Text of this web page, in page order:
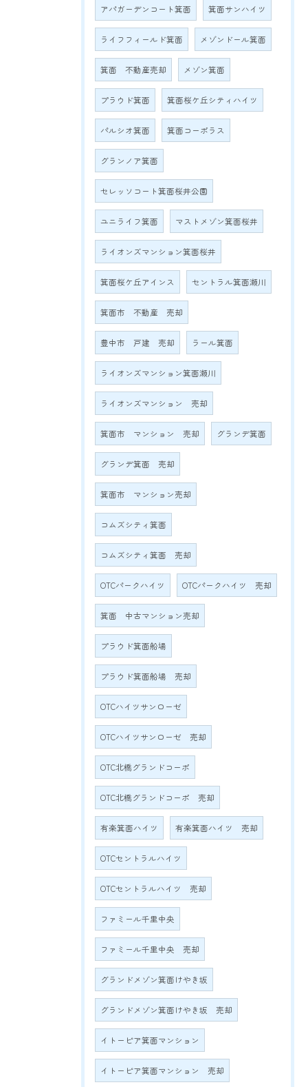
アパガーデンコート箕面 箕面サンハイツ
ライフフィールド箕面 メゾンドール箕面
箕面 不動産売却 メゾン箕面
プラウド箕面 箕面桜ケ丘シティハイツ
パルシオ箕面 箕面コーポラス
グランノア箕面
セレッソコート箕面桜井公園
ユニライフ箕面 マストメゾン箕面桜井
ライオンズマンション箕面桜井
箕面桜ケ丘アインス セントラル箕面瀬川
箕面市 不動産 売却
豊中市 戸建 売却 ラール箕面
ライオンズマンション箕面瀬川
ライオンズマンション 売却
箕面市 マンション 売却 グランデ箕面
グランデ箕面 売却
箕面市 マンション売却
コムズシティ箕面
コムズシティ箕面 売却
OTCパークハイツ OTCパークハイツ 売却
箕面 中古マンション売却
プラウド箕面船場
プラウド箕面船場 売却
OTCハイツサンローゼ
OTCハイツサンローゼ 売却
OTC北橋グランドコーポ
OTC北橋グランドコーポ 売却
有楽箕面ハイツ 有楽箕面ハイツ 売却
OTCセントラルハイツ
OTCセントラルハイツ 売却
ファミール千里中央
ファミール千里中央 売却
グランドメゾン箕面けやき坂
グランドメゾン箕面けやき坂 売却
イトーピア箕面マンション
イトーピア箕面マンション 売却